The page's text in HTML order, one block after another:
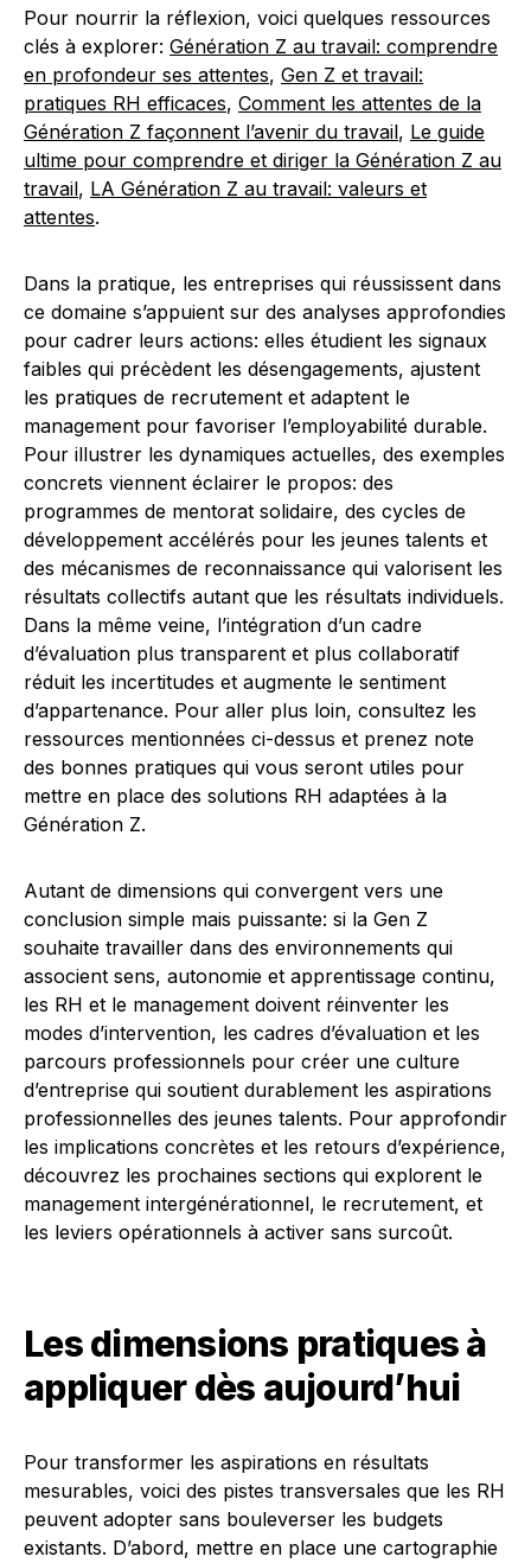
Pour nourrir la réflexion, voici quelques ressources
clés à explorer: Génération Z au travail: comprendre
en profondeur ses attentes, Gen Z et travail:
pratiques RH efficaces, Comment les attentes de la
Génération Z façonnent l’avenir du travail, Le guide
ultime pour comprendre et diriger la Génération Z au
travail, LA Génération Z au travail: valeurs et
attentes.
Dans la pratique, les entreprises qui réussissent dans
ce domaine s’appuient sur des analyses approfondies
pour cadrer leurs actions: elles étudient les signaux
faibles qui précèdent les désengagements, ajustent
les pratiques de recrutement et adaptent le
management pour favoriser l’employabilité durable.
Pour illustrer les dynamiques actuelles, des exemples
concrets viennent éclairer le propos: des
programmes de mentorat solidaire, des cycles de
développement accélérés pour les jeunes talents et
des mécanismes de reconnaissance qui valorisent les
résultats collectifs autant que les résultats individuels.
Dans la même veine, l’intégration d’un cadre
d’évaluation plus transparent et plus collaboratif
réduit les incertitudes et augmente le sentiment
d’appartenance. Pour aller plus loin, consultez les
ressources mentionnées ci-dessus et prenez note
des bonnes pratiques qui vous seront utiles pour
mettre en place des solutions RH adaptées à la
Génération Z.
Autant de dimensions qui convergent vers une
conclusion simple mais puissante: si la Gen Z
souhaite travailler dans des environnements qui
associent sens, autonomie et apprentissage continu,
les RH et le management doivent réinventer les
modes d’intervention, les cadres d’évaluation et les
parcours professionnels pour créer une culture
d’entreprise qui soutient durablement les aspirations
professionnelles des jeunes talents. Pour approfondir
les implications concrètes et les retours d’expérience,
découvrez les prochaines sections qui explorent le
management intergénérationnel, le recrutement, et
les leviers opérationnels à activer sans surcoût.
Les dimensions pratiques à
appliquer dès aujourd’hui
Pour transformer les aspirations en résultats
mesurables, voici des pistes transversales que les RH
peuvent adopter sans bouleverser les budgets
existants. D’abord, mettre en place une cartographie